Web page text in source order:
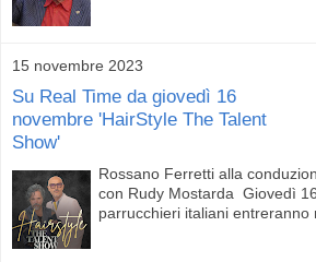
15 novembre 2023
Su Real Time da giovedì 16
novembre 'HairStyle The Talent
Show'
Rossano Ferretti alla
con Rudy Mostarda Giovedì
parrucchieri italiani entreranno